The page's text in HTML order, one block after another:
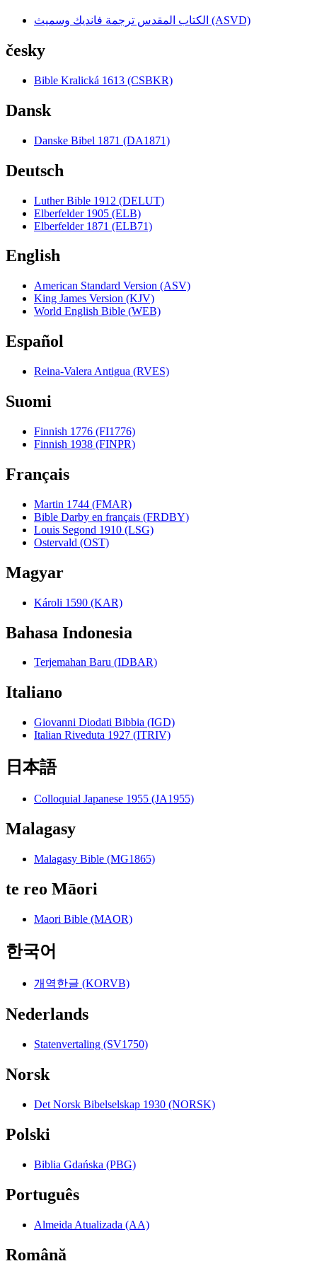
الكتاب المقدس ترجمة فانديك وسميث (ASVD)
česky
Bible Kralická 1613 (CSBKR)
Dansk
Danske Bibel 1871 (DA1871)
Deutsch
Luther Bible 1912 (DELUT)
Elberfelder 1905 (ELB)
Elberfelder 1871 (ELB71)
English
American Standard Version (ASV)
King James Version (KJV)
World English Bible (WEB)
Español
Reina-Valera Antigua (RVES)
Suomi
Finnish 1776 (FI1776)
Finnish 1938 (FINPR)
Français
Martin 1744 (FMAR)
Bible Darby en français (FRDBY)
Louis Segond 1910 (LSG)
Ostervald (OST)
Magyar
Károli 1590 (KAR)
Bahasa Indonesia
Terjemahan Baru (IDBAR)
Italiano
Giovanni Diodati Bibbia (IGD)
Italian Riveduta 1927 (ITRIV)
日本語
Colloquial Japanese 1955 (JA1955)
Malagasy
Malagasy Bible (MG1865)
te reo Māori
Maori Bible (MAOR)
한국어
개역한글 (KORVB)
Nederlands
Statenvertaling (SV1750)
Norsk
Det Norsk Bibelselskap 1930 (NORSK)
Polski
Biblia Gdańska (PBG)
Português
Almeida Atualizada (AA)
Română